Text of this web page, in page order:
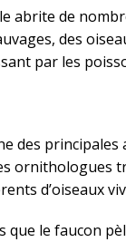
abrite de
des
par les
des
ornithologues
d’oiseaux
que le faucon